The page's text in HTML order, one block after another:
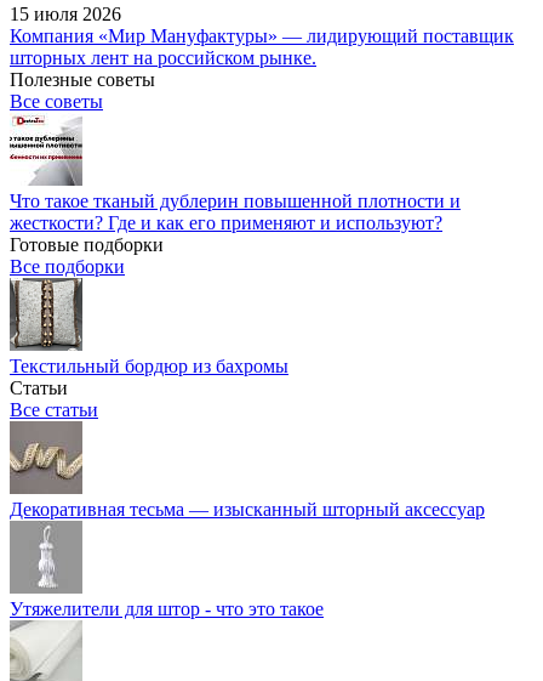
15 июля 2026
Компания «Мир Мануфактуры» — лидирующий поставщик
шторных лент на российском рынке.
Полезные советы
Все советы
Что такое тканый дублерин повышенной плотности и
жесткости? Где и как его применяют и используют?
Готовые подборки
Все подборки
Текстильный бордюр из бахромы
Статьи
Все статьи
Декоративная тесьма — изысканный шторный аксессуар
Утяжелители для штор - что это такое